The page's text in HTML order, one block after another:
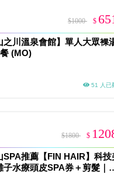
$1000 $
之川溫泉會館】單人大眾裸
(MO)
51 人已
$1800 $
SPA推薦【FIN HAIR】科技
子水療頭皮SPA券＋剪髮｜